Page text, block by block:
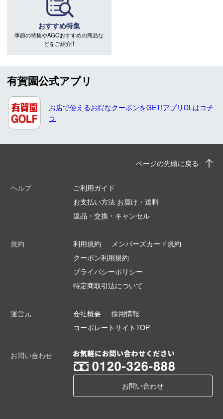
おすすめ特集
季節の特集やAGOおすすめの商品な
どをご紹介!!
有賀園公式アプリ
お店で使えるお得なクーポンをGET!アプリDLはコチ
ラ
ページの先頭に戻る
ヘルプ
ご利用ガイド
お支払い方法 お届け・送料
返品・交換・キャンセル
規約 利用規約
メンバーズカード規約
クーポン利用規約
プライバシーポリシー
特定商取引法について
運営元 会社概要
採用情報
コーポレートサイトTOP
お問い合わせ
お問い合わせ